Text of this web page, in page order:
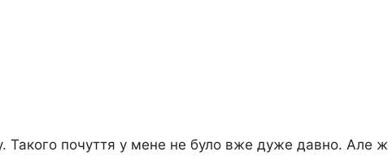
Такого почуття у мене не було вже дуже давно. Але ж